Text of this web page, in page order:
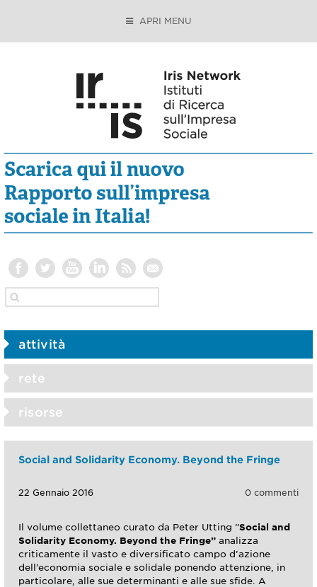
APRI MENU
attività
rete
risorse
Social and Solidarity Economy. Beyond the Fringe
0 commenti
22 Gennaio 2016
Il volume collettaneo curato da Peter Utting “Social and
Solidarity Economy. Beyond the Fringe” analizza
criticamente il vasto e diversificato campo d’azione
dell’economia sociale e solidale ponendo attenzione, in
particolare, alle sue determinanti e alle sue sfide. A